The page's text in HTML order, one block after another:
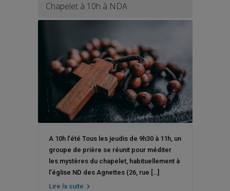
Chapelet à 10h à NDA
A 10h l’été Tous les jeudis de 9h30 à 11h, un
groupe de prière se réunit pour méditer
les mystères du chapelet, habituellement à
l’église ND des Agnettes (26, rue […]
Lire la suite